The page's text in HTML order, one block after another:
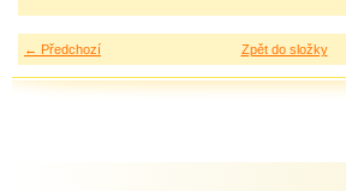
← Předchozí Zpět do složky